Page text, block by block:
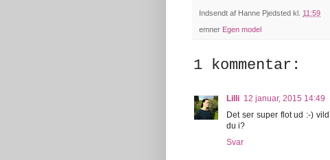
Indsendt af Hanne Pjedsted kl. 11:59
emner Egen model
1 kommentar:
Lilli 12 januar, 2015 14:49
Det ser super flot ud :-)
du i?
Svar